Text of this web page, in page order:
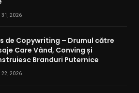
31, 2026
de Copywriting – Drumul către
Care Vând, Conving și
Branduri Puternice
22, 2026